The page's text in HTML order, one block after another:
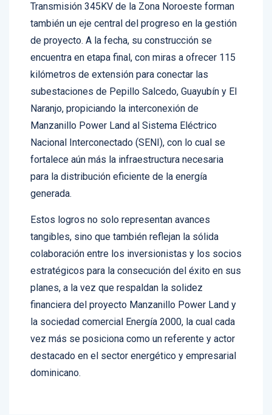
también un eje central del progreso en la gestión
de proyecto. A la fecha, su construcción se
encuentra en etapa final, con miras a ofrecer 115
kilómetros de extensión para conectar las
subestaciones de Pepillo Salcedo, Guayubín y El
Naranjo, propiciando la interconexión de
Manzanillo Power Land al Sistema Eléctrico
Nacional Interconectado (SENI), con lo cual se
fortalece aún más la infraestructura necesaria
para la distribución eficiente de la energía
generada.
tangibles, sino que también reflejan la sólida
colaboración entre los inversionistas y los socios
estratégicos para la consecución del éxito en sus
planes, a la vez que respaldan la solidez
financiera del proyecto Manzanillo Power Land y
la sociedad comercial Energía 2000, la cual cada
vez más se posiciona como un referente y actor
destacado en el sector energético y empresarial
dominicano.